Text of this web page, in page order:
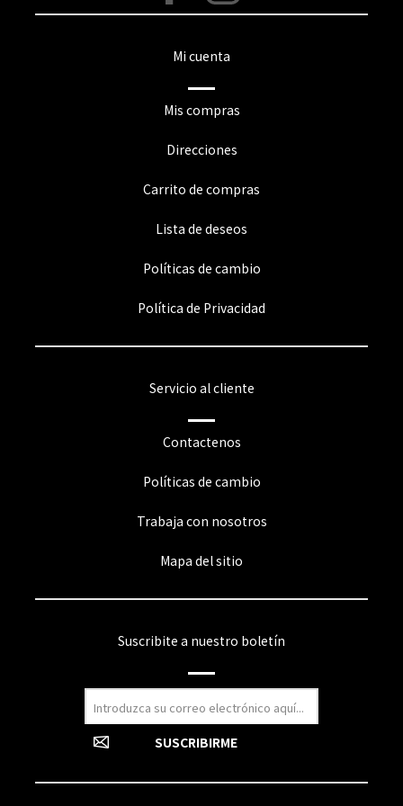
Mi cuenta
Mis compras
Direcciones
Carrito de compras
Lista de deseos
Políticas de cambio
Política de Privacidad
Servicio al cliente
Contactenos
Políticas de cambio
Trabaja con nosotros
Mapa del sitio
Suscribite a nuestro boletín